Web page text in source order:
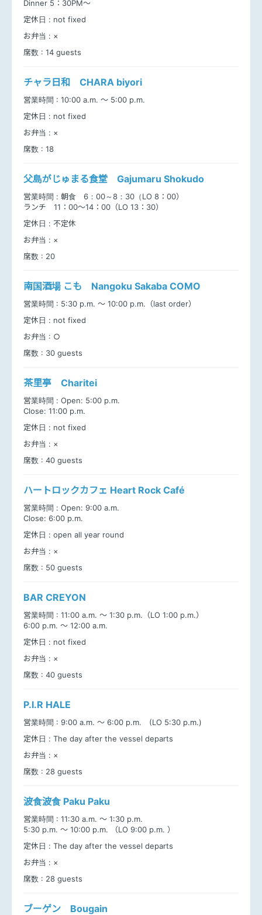
Dinner 5：30PM～
定休日 : not fixed
お弁当 : ×
席数 : 14 guests
チャラ日和 CHARA biyori
営業時間 : 10:00 a.m. ～ 5:00 p.m.
定休日 : not fixed
お弁当 : ×
席数 : 18
父島がじゅまる食堂 Gajumaru Shokudo
営業時間 : 朝食 6：00～8：30（LO 8：00）
ランチ 11：00～14：00（LO 13：30）
定休日 : 不定休
お弁当 : ×
席数 : 20
南国酒場 こも Nangoku Sakaba COMO
営業時間 : 5:30 p.m. ～ 10:00 p.m.（last order）
定休日 : not fixed
お弁当 : ○
席数 : 30 guests
茶里亭 Charitei
営業時間 : Open: 5:00 p.m.
Close: 11:00 p.m.
定休日 : not fixed
お弁当 : ×
席数 : 40 guests
ハートロックカフェ Heart Rock Café
営業時間 : Open: 9:00 a.m.
Close: 6:00 p.m.
定休日 : open all year round
お弁当 : ×
席数 : 50 guests
BAR CREYON
営業時間 : 11:00 a.m. ～ 1:30 p.m.（LO 1:00 p.m.）
6:00 p.m. ～ 12:00 a.m.
定休日 : not fixed
お弁当 : ×
席数 : 40 guests
P.I.R HALE
営業時間 : 9:00 a.m. ～ 6:00 p.m. (LO 5:30 p.m.)
定休日 : The day after the vessel departs
お弁当 : ×
席数 : 28 guests
波食波食 Paku Paku
営業時間 : 11:30 a.m. ～ 1:30 p.m.
5:30 p.m. ～ 10:00 p.m. （LO 9:00 p.m. ）
定休日 : The day after the vessel departs
お弁当 : ×
席数 : 28 guests
ブーゲン Bougain